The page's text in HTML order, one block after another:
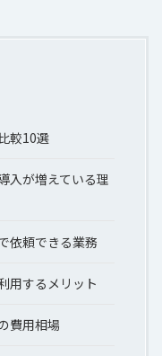
較10選
入が増えている理
依頼できる業務
用するメリット
費用相場